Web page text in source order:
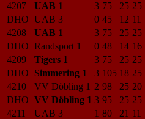
4207
UAB 1 3 75 25 25
DHO UAB 3 0 45 12 11
4208
UAB 1 3 75 25 25
DHO Randsport 1 0 48 14 16
4209
Tigers 1 3 75 25 25
DHO
Simmering 1 3 105 18 25
4210
VV Döbling 1 2 98 25 20
DHO VV Döbling 1 3 95 25 25
4211
UAB 3 1 80 21 11